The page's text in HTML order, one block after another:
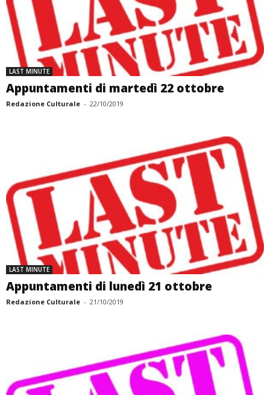
LAST MINUTE
Appuntamenti di martedì 22 ottobre
Redazione Culturale - 22/10/2019
LAST MINUTE
Appuntamenti di lunedì 21 ottobre
Redazione Culturale - 21/10/2019